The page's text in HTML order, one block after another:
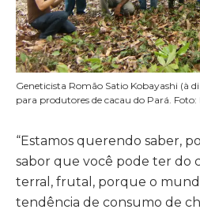
Geneticista Romão Satio Kobayashi (à
para produtores de cacau do Pará.
“Estamos querendo saber,
sabor que você pode ter do
terral, frutal, porque o
tendência de consumo de